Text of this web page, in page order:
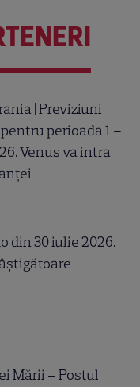
| Previziuni
perioada 1 –
Venus va intra
din 30 iulie 2026.
Mării – Postul